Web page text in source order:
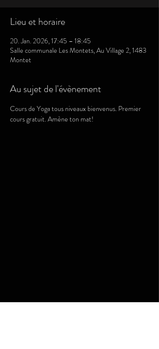
Lieu et horaire
20. Jan. 2026, 17:45 – 18:45
Salle communale Les Montets, Au Village 2, 1483
Montet
Au sujet de l'évènement
Cours de Yoga tous niveaux bienvenus. Premier
cours gratuit. Amène ton mat!